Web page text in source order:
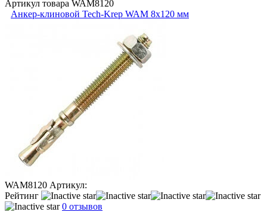
Артикул товара WAM8120
Анкер-клиновой Tech-Krep WAM 8х120 мм
WAM8120 Артикул:
Рейтинг
0 отзывов